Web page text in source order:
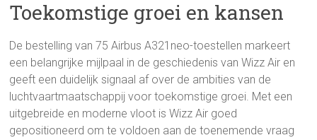
Toekomstige groei en kansen
De bestelling van 75 Airbus A321neo-toestellen markeert
een belangrijke mijlpaal in de geschiedenis van Wizz Air en
geeft een duidelijk signaal af over de ambities van de
luchtvaartmaatschappij voor toekomstige groei. Met een
uitgebreide en moderne vloot is Wizz Air goed
gepositioneerd om te voldoen aan de toenemende vraag